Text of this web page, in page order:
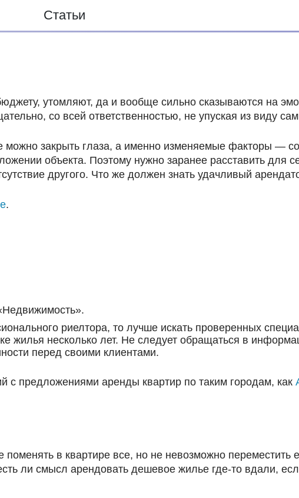
Статьи
утомляют, да и вообще сильно сказываются на
со всей ответственностью, не упуская из виду
можно закрыть глаза, а именно изменяемые факторы —
объекта. Поэтому нужно заранее расставить для
другого. Что же должен знать удачливый
.
риелтора, то лучше искать проверенных
несколько лет. Не следует обращаться в
перед своими клиентами.
предложениями аренды квартир по таким городам, как
в квартире все, но не невозможно переместить
ли смысл арендовать дешевое жилье где-то вдали,